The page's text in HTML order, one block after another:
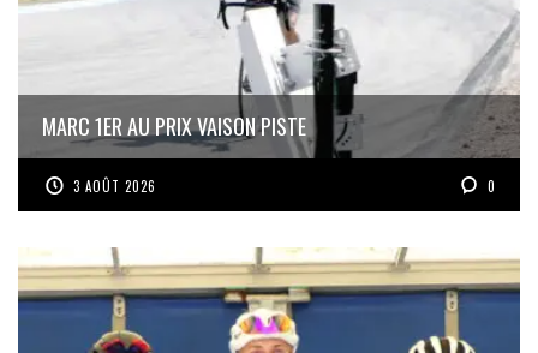
MARC 1ER AU PRIX VAISON PISTE
3 AOÛT 2026 0